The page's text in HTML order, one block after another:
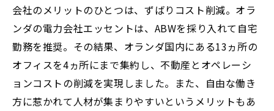
会社のメリットのひとつは、ずばりコスト削減。オラ
ンダの電力会社エッセントは、ABWを採り入れて自宅
勤務を推奨。その結果、オランダ国内にある13ヵ所の
オフィスを4ヵ所にまで集約し、不動産とオペレーシ
ョンコストの削減を実現しました。また、自由な働き
方に惹かれて人材が集まりやすいというメリットもあ